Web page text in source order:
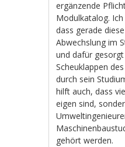
ergänzende
Modulkatalog.
dass gerade
Abwechslung im
und dafür
Scheuklappen
durch sein
hilft auch, dass
eigen sind,
gehört werden.